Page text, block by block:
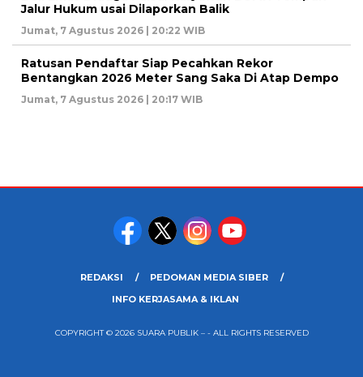
Jalur Hukum usai Dilaporkan Balik
Jumat, 7 Agustus 2026 | 20:22 WIB
Ratusan Pendaftar Siap Pecahkan Rekor
Bentangkan 2026 Meter Sang Saka Di Atap Dempo
Jumat, 7 Agustus 2026 | 20:17 WIB
REDAKSI
PEDOMAN MEDIA SIBER
INFO KERJASAMA & IKLAN
COPYRIGHT © 2026 SUARA PUBLIK – - ALL RIGHTS RESERVED